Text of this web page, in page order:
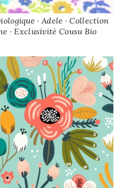
· Adele · Collection
· Exclusivité Cousu Bio